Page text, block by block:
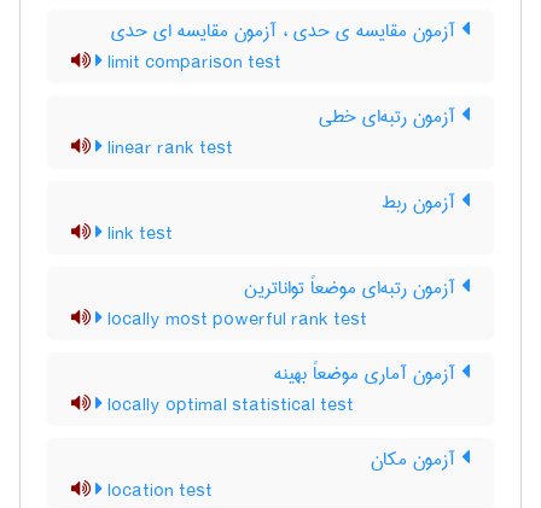
آزمون مقایسه ی حدی ، آزمون مقایسه ای حدی
limit comparison test
آزمون رتبه‌ای خطی
linear rank test
آزمون ربط
link test
آزمون رتبه‌ای موضعاً تواناترین
locally most powerful rank test
آزمون آماری موضعاً بهینه
locally optimal statistical test
آزمون مکان
location test